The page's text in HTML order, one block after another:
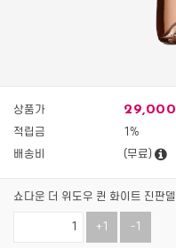
상품가 29,000
적립금
1%
배송비
(무료)
쇼다운 더 위도우 퀸 화이트 진판델
+1 -1